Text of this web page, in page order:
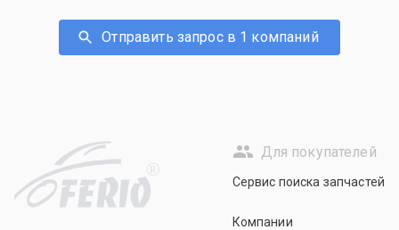
Отправить запрос в 1 компаний
R
Для покупателей
Сервис поиска запчастей
Компании